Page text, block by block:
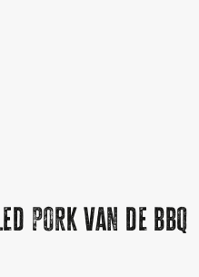
pork van de bbq